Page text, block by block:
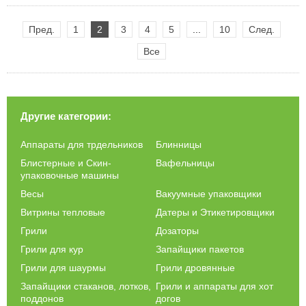
Пред. 1 2 3 4 5 10
След.
Все
Другие категории:
Аппараты для трдельников
Блинницы
Блистерные и Скин-
упаковочные машины
Вафельницы
Весы
Вакуумные упаковщики
Витрины тепловые
Датеры и Этикетировщики
Грили
Дозаторы
Грили для кур
Запайщики пакетов
Грили для шаурмы
Грили дровянные
Запайщики стаканов, лотков,
поддонов
Грили и аппараты для хот
догов